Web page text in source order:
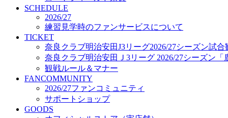
プロジェクト
コーチ&スタッフ
ジュニア
ジュニアユース
ユース
練習拠点（ナラディーア）
SCHOOL
CLUB
2026/27 パートナー企業
パートナー募集
クラブ理念
SCHEDULE
2026/27
練習見学時のファンサービスについて
TICKET
奈良クラブ明治安田J3リーグ2026/27シーズン試合
奈良クラブ明治安田Ｊ3リーグ 2026/27シーズン「
観戦ルール＆マナー
FANCOMMUNITY
2026/27ファンコミュニティ
サポートショップ
GOODS